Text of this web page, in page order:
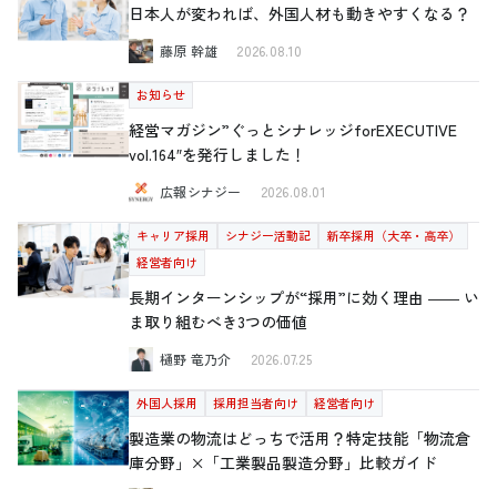
日本人が変われば、外国人材も動きやすくなる？
藤原 幹雄 2026.08.10
お知らせ
経営マガジン”ぐっとシナレッジforEXECUTIVE
vol.164″を発行しました！
広報シナジー 2026.08.01
キャリア採用 シナジー活動記
新卒採用（大卒・高卒）
経営者向け
長期インターンシップが“採用”に効く理由 ―― い
ま取り組むべき3つの価値
樋野 竜乃介 2026.07.25
外国人採用 採用担当者向け 経営者向け
製造業の物流はどっちで活用？特定技能「物流倉
庫分野」×「工業製品製造分野」比較ガイド